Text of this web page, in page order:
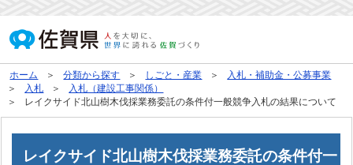
ホーム 分類から探す しごと・産業
入札・補助金・公募事業
入札
入札（建設工事関係）
レイクサイド北山樹木伐採業務委託の条件付一般競争入札の結果について
レイクサイド北山樹木伐採業務委託の条件付一